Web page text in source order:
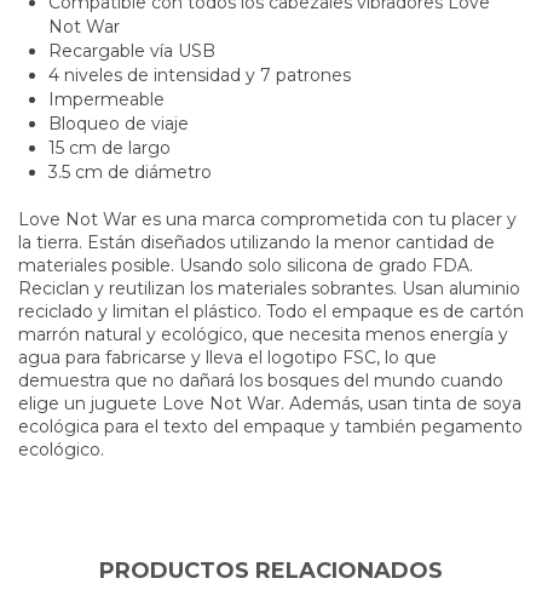
Not War
Recargable vía USB
4 niveles de intensidad y 7 patrones
Impermeable
Bloqueo de viaje
15 cm de largo
3.5 cm de diámetro
Love Not War es una marca comprometida con tu placer y
la tierra. Están diseñados utilizando la menor cantidad de
materiales posible. Usando solo silicona de grado FDA.
Reciclan y reutilizan los materiales sobrantes. Usan aluminio
reciclado y limitan el plástico. Todo el empaque es de cartón
marrón natural y ecológico, que necesita menos energía y
agua para fabricarse y lleva el logotipo FSC, lo que
demuestra que no dañará los bosques del mundo cuando
elige un juguete Love Not War. Además, usan tinta de soya
ecológica para el texto del empaque y también pegamento
ecológico.
PRODUCTOS RELACIONADOS